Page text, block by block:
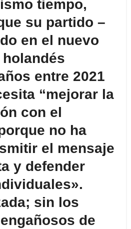
tiempo,
su partido –
en el nuevo
entre 2021
“mejorar la
con el
no ha
el mensaje
y defender
sin los
de